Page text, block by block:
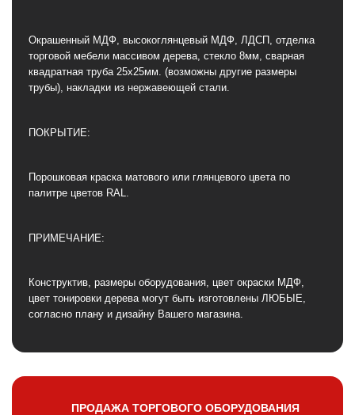
Окрашенный МДФ, высокоглянцевый МДФ, ЛДСП, отделка
торговой мебели массивом дерева, стекло 8мм, сварная
квадратная труба 25х25мм. (возможны другие размеры
трубы), накладки из нержавеющей стали.
ПОКРЫТИЕ:
Порошковая краска матового или глянцевого цвета по
палитре цветов RAL.
ПРИМЕЧАНИЕ:
Конструктив, размеры оборудования, цвет окраски МДФ,
цвет тонировки дерева могут быть изготовлены ЛЮБЫЕ,
согласно плану и дизайну Вашего магазина.
ПРОДАЖА ТОРГОВОГО ОБОРУДОВАНИЯ